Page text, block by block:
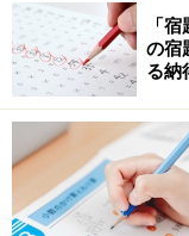
【A：子育
説】
せっかく正解
理由でバツに
くのも無理
「
の宿
る納